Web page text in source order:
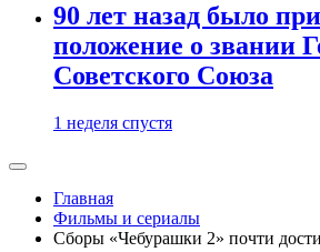
90 лет назад было
положение о звании
Советского Союза
1 неделя спустя
Главная
Фильмы и сериалы
Сборы «Чебурашки 2» почти